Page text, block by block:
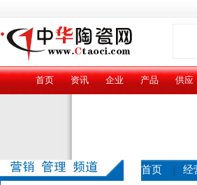
首页 资讯 企业 产品 供应
首页 经